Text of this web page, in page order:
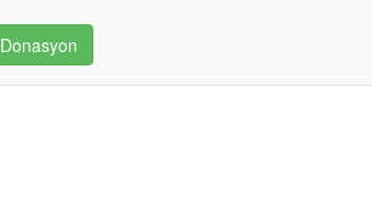
Donasyon